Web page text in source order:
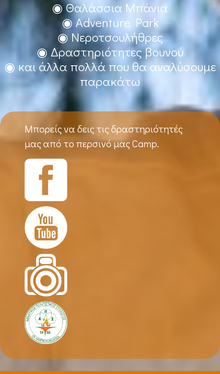
◉ Θαλάσσια Μπάνια
◉ Adventure Park
◉ Νεροτσουλήθρες
◉ Δραστηριότητες βουνού
◉ και άλλα πολλά που θα αναλύσουμε
παρακάτω
Μπορείς να δεις τις δραστηριότητές
μας από το περσινό μας Camp.